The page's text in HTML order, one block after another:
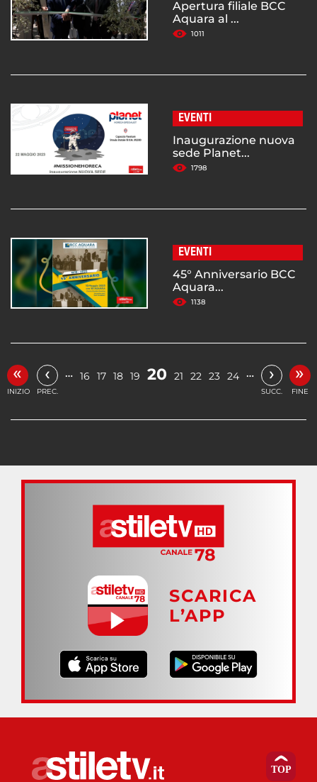
Apertura filiale BCC
Aquara al ...
1011
EVENTI
Inaugurazione nuova
sede Planet...
1798
EVENTI
45° Anniversario BCC
Aquara...
1138
«
INIZIO
‹
PREC.
… 16 17 18 19 20 21 22 23 24 … ›
SUCC.
»
FINE
SCARICA
L’APP